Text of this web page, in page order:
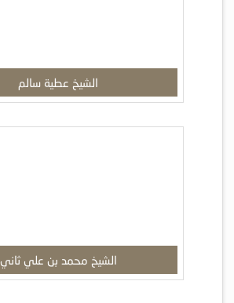
الشيخ عطية سالم
الشيخ محمد بن علي ثاني